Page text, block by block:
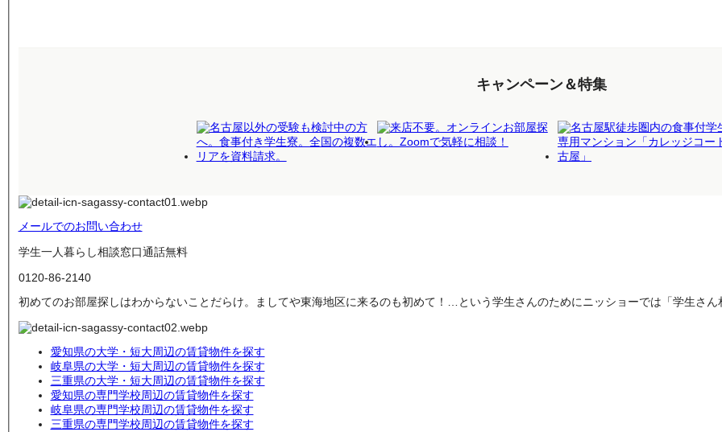
キャンペーン＆特集
メールでのお問い合わせ
学生一人暮らし相談窓口通話無料
0120-86-2140
初めてのお部屋探しはわからないことだらけ。ましてや東海地区に来るのも初めて！…という学生さんのためにニッショーでは「学生さ
愛知県の大学・短大周辺の賃貸物件を探す
岐阜県の大学・短大周辺の賃貸物件を探す
三重県の大学・短大周辺の賃貸物件を探す
愛知県の専門学校周辺の賃貸物件を探す
岐阜県の専門学校周辺の賃貸物件を探す
三重県の専門学校周辺の賃貸物件を探す